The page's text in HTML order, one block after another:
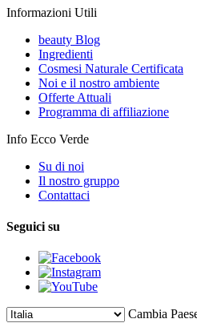
Informazioni Utili
beauty Blog
Ingredienti
Cosmesi Naturale Certificata
Noi e il nostro ambiente
Offerte Attuali
Programma di affiliazione
Info Ecco Verde
Su di noi
Il nostro gruppo
Contattaci
Seguici su
Cambia